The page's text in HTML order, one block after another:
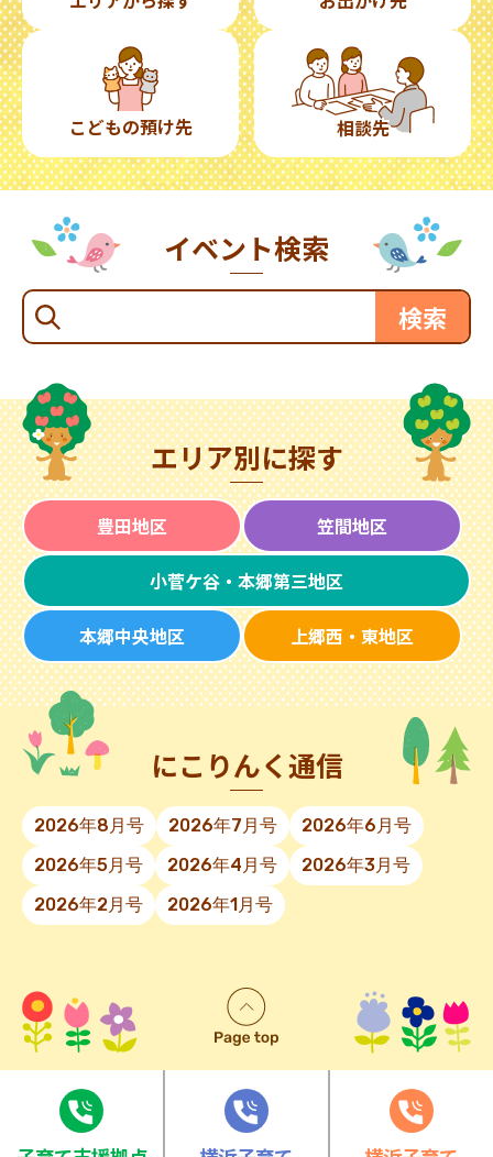
こどもの預け先 相談先
イベント検索
エリア別に探す
豊田地区 笠間地区
小菅ケ谷・本郷第三地区
本郷中央地区 上郷西・東地区
にこりんく通信
2026年8月号 2026年7月号
2026年6月号
2026年5月号
2026年4月号
2026年3月号
2026年2月号
2026年1月号